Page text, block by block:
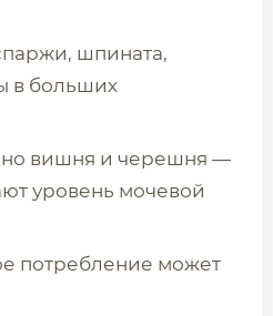
шпината,
в больших
вишня и черешня —
уровень мочевой
потребление может